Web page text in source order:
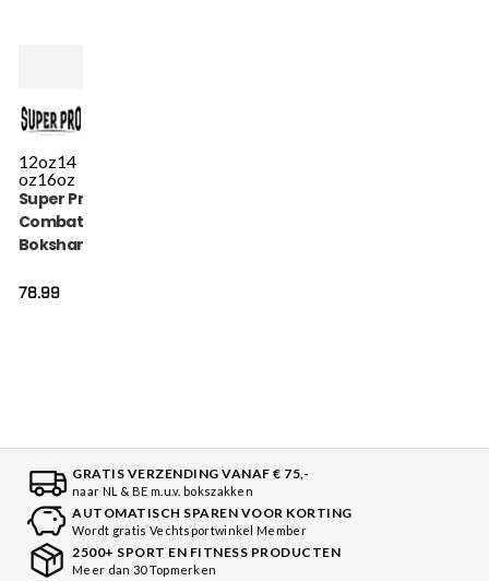
12oz14
oz16oz
Super Pro
Combat Gear
Bokshandschoen
Curacao - Blauw
78.99
GRATIS VERZENDING VANAF € 75,-
naar NL & BE m.u.v. bokszakken
AUTOMATISCH SPAREN VOOR KORTING
Wordt gratis Vechtsportwinkel Member
2500+ SPORT EN FITNESS PRODUCTEN
Meer dan 30 Topmerken